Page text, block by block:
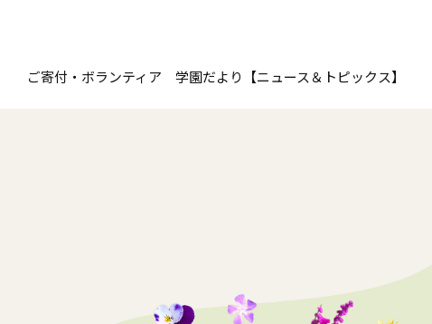
ご寄付・ボランティア 学園だより 【ニュース＆トピックス】